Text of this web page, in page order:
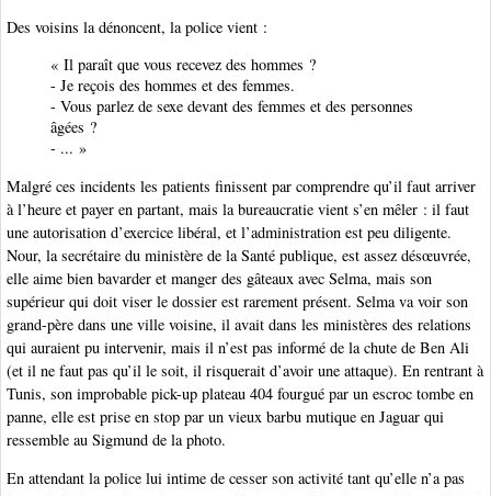
Des voisins la dénoncent, la police vient :
« Il paraît que vous recevez des hommes ?
- Je reçois des hommes et des femmes.
- Vous parlez de sexe devant des femmes et des personnes
âgées ?
- ... »
Malgré ces incidents les patients finissent par comprendre qu’il faut arriver
à l’heure et payer en partant, mais la bureaucratie vient s’en mêler : il faut
une autorisation d’exercice libéral, et l’administration est peu diligente.
Nour, la secrétaire du ministère de la Santé publique, est assez désœuvrée,
elle aime bien bavarder et manger des gâteaux avec Selma, mais son
supérieur qui doit viser le dossier est rarement présent. Selma va voir son
grand-père dans une ville voisine, il avait dans les ministères des relations
qui auraient pu intervenir, mais il n’est pas informé de la chute de Ben Ali
(et il ne faut pas qu’il le soit, il risquerait d’avoir une attaque). En rentrant à
Tunis, son improbable pick-up plateau 404 fourgué par un escroc tombe en
panne, elle est prise en stop par un vieux barbu mutique en Jaguar qui
ressemble au Sigmund de la photo.
En attendant la police lui intime de cesser son activité tant qu’elle n’a pas